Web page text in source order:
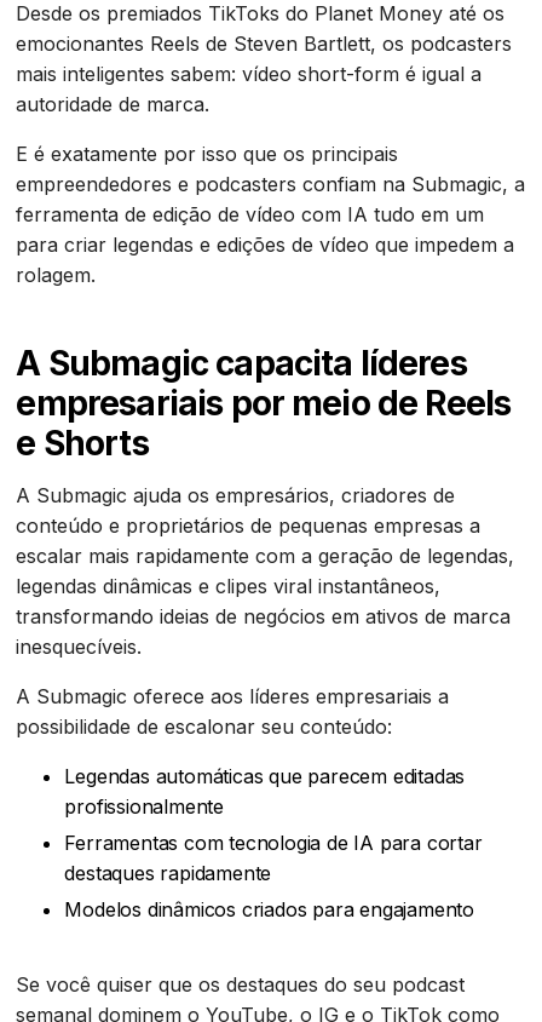
Desde os premiados TikToks do Planet Money até os
emocionantes Reels de Steven Bartlett, os podcasters
mais inteligentes sabem: vídeo short-form é igual a
autoridade de marca.
E é exatamente por isso que os principais
empreendedores e podcasters confiam na Submagic, a
ferramenta de edição de vídeo com IA tudo em um
para criar legendas e edições de vídeo que impedem a
rolagem.
A Submagic capacita líderes
empresariais por meio de Reels
e Shorts
A Submagic ajuda os empresários, criadores de
conteúdo e proprietários de pequenas empresas a
escalar mais rapidamente com a geração de legendas,
legendas dinâmicas e clipes viral instantâneos,
transformando ideias de negócios em ativos de marca
inesquecíveis.
A Submagic oferece aos líderes empresariais a
possibilidade de escalonar seu conteúdo:
Legendas automáticas que parecem editadas
profissionalmente
Ferramentas com tecnologia de IA para cortar
destaques rapidamente
Modelos dinâmicos criados para engajamento
Se você quiser que os destaques do seu podcast
semanal dominem o YouTube, o IG e o TikTok como